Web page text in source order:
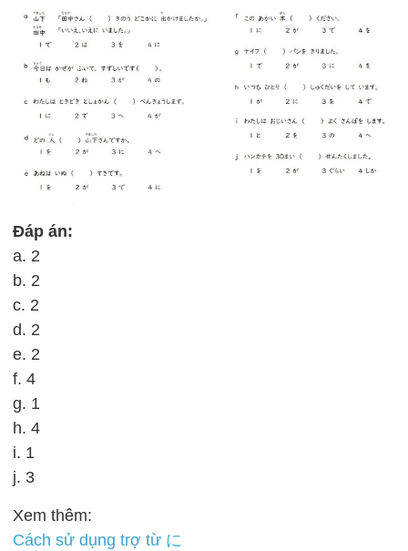
Đáp án:
a. 2
b. 2
c. 2
d. 2
e. 2
f. 4
g. 1
h. 4
i. 1
j. 3
Xem thêm:
Cách sử dụng trợ từ に